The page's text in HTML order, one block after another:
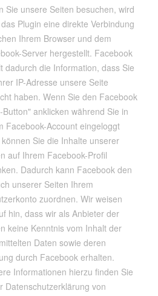
Sie unsere Seiten besuchen, wird
Plugin eine direkte Verbindung
Ihrem Browser und dem
Server hergestellt. Facebook
dadurch die Information, dass Sie
IP-Adresse unsere Seite
haben. Wenn Sie den Facebook
Button" anklicken während Sie in
Facebook-Account eingeloggt
Sie die Inhalte unserer
auf Ihrem Facebook-Profil
Dadurch kann Facebook den
unserer Seiten Ihrem
zuordnen. Wir weisen
hin, dass wir als Anbieter der
keine Kenntnis vom Inhalt der
Daten sowie deren
durch Facebook erhalten.
Informationen hierzu finden Sie
Datenschutzerklärung von